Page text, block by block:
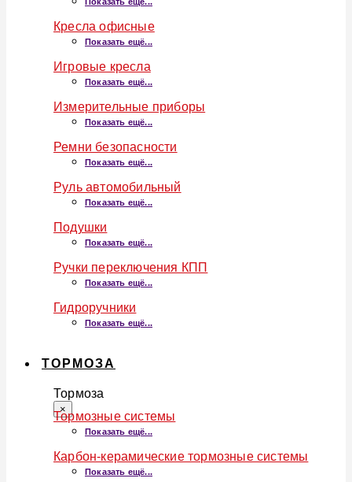
Кресла офисные
Показать ещё...
Игровые кресла
Показать ещё...
Измерительные приборы
Показать ещё...
Ремни безопасности
Показать ещё...
Руль автомобильный
Показать ещё...
Подушки
Показать ещё...
Ручки переключения КПП
Показать ещё...
Гидроручники
Показать ещё...
ТОРМОЗА
Тормоза
×
Тормозные системы
Показать ещё...
Карбон-керамические тормозные системы
Показать ещё...